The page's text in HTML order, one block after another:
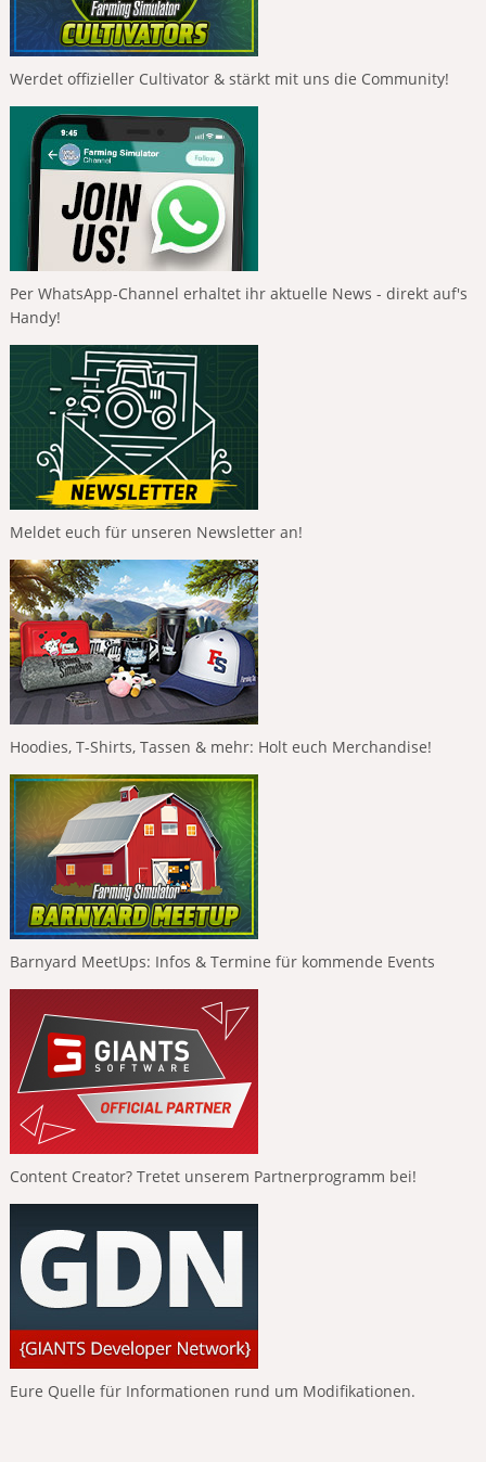
Werdet offizieller Cultivator & stärkt mit uns die Community!
Per WhatsApp-Channel erhaltet ihr aktuelle News - direkt auf's
Handy!
Meldet euch für unseren Newsletter an!
Hoodies, T-Shirts, Tassen & mehr: Holt euch Merchandise!
Barnyard MeetUps: Infos & Termine für kommende Events
Content Creator? Tretet unserem Partnerprogramm bei!
Eure Quelle für Informationen rund um Modifikationen.